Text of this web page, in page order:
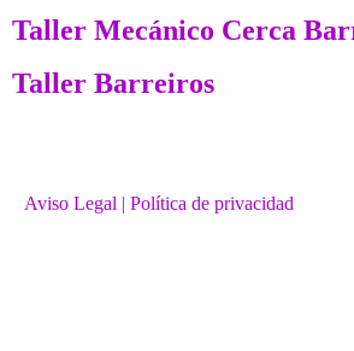
Taller Mecánico Cerca
Taller Barreiros
Aviso Legal | Política de privacidad